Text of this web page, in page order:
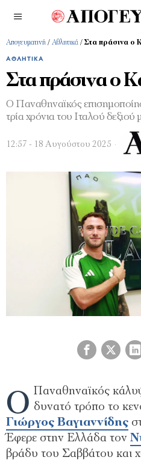
Απογευματινή / Αθλητικά / Στα πράσινα ο
ΑΘΛΗΤΙΚΆ
Στα πράσινα ο
Ο Παναθηναϊκός
τρία χρόνια του Ιταλού δεξιού
12:57 - 18 Αυγούστου 2025
Ο Παναθηναϊκός
δυνατό τρόπο το
Γιώργος Βαγιαννίδης
Έφερε στην Ελλάδα τον
βράδυ του Σαββάτου και